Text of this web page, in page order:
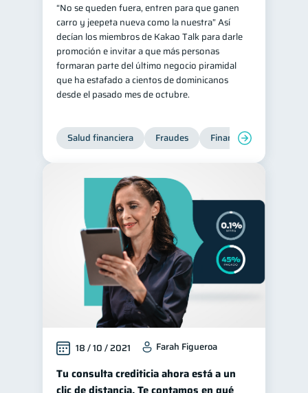
“No se queden fuera, entren para que ganen
carro y jeepeta nueva como la nuestra” Así
decían los miembros de Kakao Talk para darle
promoción e invitar a que más personas
formaran parte del último negocio piramidal
que ha estafado a cientos de dominicanos
desde el pasado mes de octubre.
Salud financiera Fraudes Finanzas personales
18 / 10 / 2021 Farah Figueroa
Tu consulta crediticia ahora está a un